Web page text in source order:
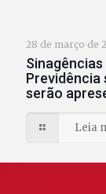
28 de março de
Previdência
serão
Leia